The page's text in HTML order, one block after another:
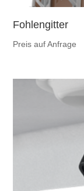
Fohlengitter
Preis auf Anfrage